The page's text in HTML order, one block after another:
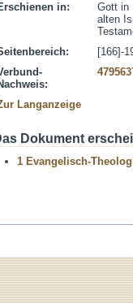
in:
Gott in
alten
[166]-
Langanzeige
Dokument
1 Evangelisch-